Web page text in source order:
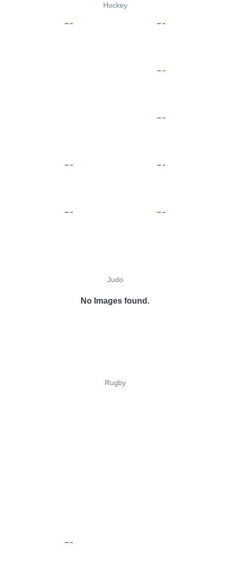
Hockey
Judo
No Images found.
Rugby